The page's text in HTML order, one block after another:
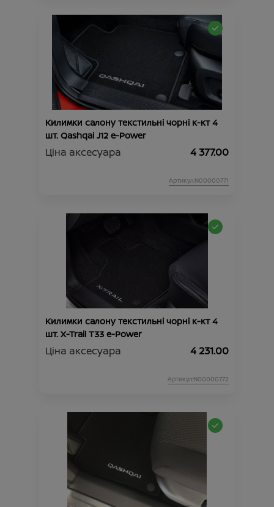
Килимки салону текстильні чорні к-кт 4
шт. Qashqai J12 e-Power
Ціна аксесуара 4 377.00
Артикул:N00000771
Килимки салону текстильні чорні к-кт 4
шт. X-Trail T33 e-Power
Ціна аксесуара 4 231.00
Артикул:N00000772